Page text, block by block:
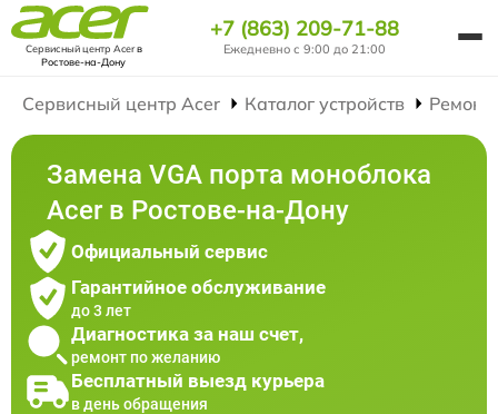
Сервисный центр Acerв
Ростове-на-Дону
+7 (863) 209-71-88
Ежедневно с 9:00 до 21:00
Сервисный центр Acer Каталог устройств Ремонт
Замена VGA порта моноблока
Acer в Ростове-на-Дону
Официальный сервис
Гарантийное обслуживание
до 3 лет
Диагностика за наш счет,
ремонт по желанию
Бесплатный выезд курьера
в день обращения